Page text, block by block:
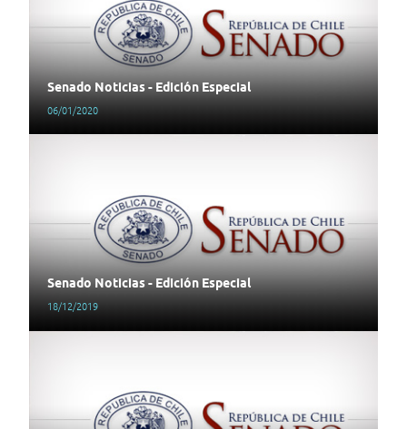
Senado Noticias - Edición Especial
06/01/2020
Senado Noticias - Edición Especial
18/12/2019